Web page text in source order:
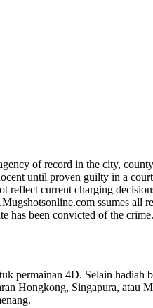
of record in the city,
until proven guilty in a
current charging
ssumes all
has been convicted of the crime.
permainan 4D. Selain hadiah
Hongkong, Singapura, atau